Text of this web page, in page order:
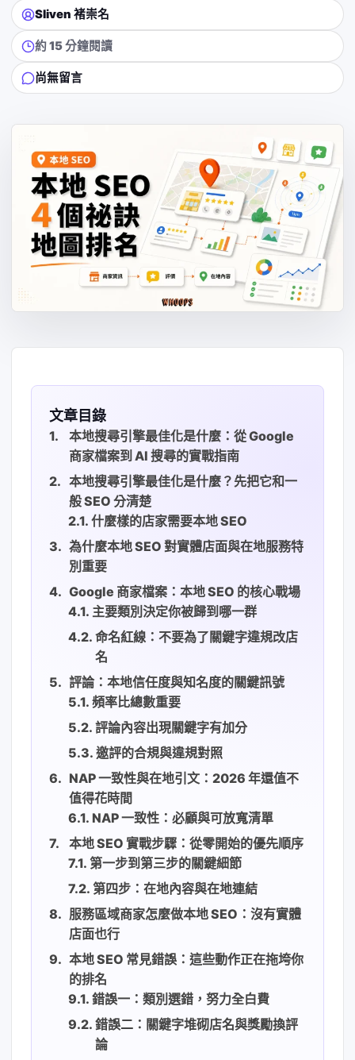
Sliven 褚崇名
約 15 分鐘閱讀
尚無留言
文章目錄
本地搜尋引擎最佳化是什麼：從 Google
商家檔案到 AI 搜尋的實戰指南
本地搜尋引擎最佳化是什麼？先把它和一
般 SEO 分清楚
什麼樣的店家需要本地 SEO
為什麼本地 SEO 對實體店面與在地服務特
別重要
Google 商家檔案：本地 SEO 的核心戰場
主要類別決定你被歸到哪一群
命名紅線：不要為了關鍵字違規改店
名
評論：本地信任度與知名度的關鍵訊號
頻率比總數重要
評論內容出現關鍵字有加分
邀評的合規與違規對照
NAP 一致性與在地引文：2026 年還值不
值得花時間
NAP 一致性：必顧與可放寬清單
本地 SEO 實戰步驟：從零開始的優先順序
第一步到第三步的關鍵細節
第四步：在地內容與在地連結
服務區域商家怎麼做本地 SEO：沒有實體
店面也行
本地 SEO 常見錯誤：這些動作正在拖垮你
的排名
錯誤一：類別選錯，努力全白費
錯誤二：關鍵字堆砌店名與獎勵換評
論